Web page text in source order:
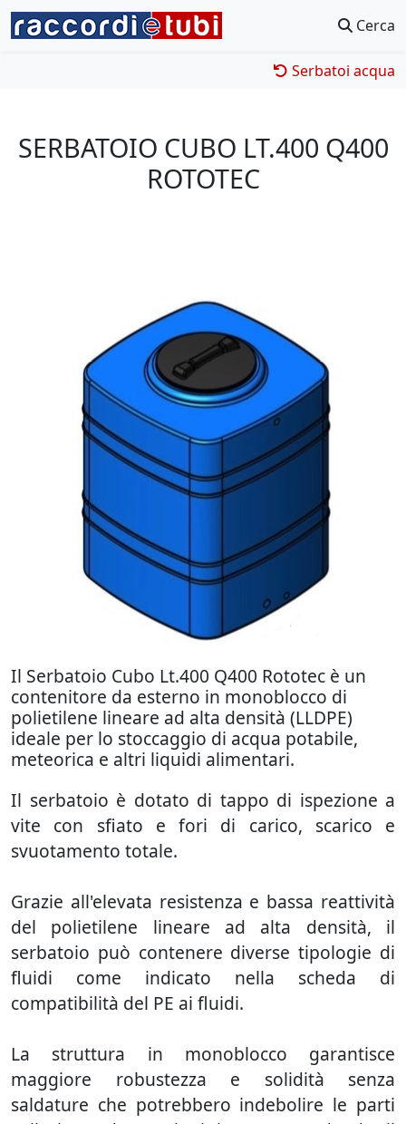
Cerca
Serbatoi acqua
SERBATOIO CUBO LT.400 Q400
ROTOTEC
Il Serbatoio Cubo Lt.400 Q400 Rototec è un
contenitore da esterno in monoblocco di
polietilene lineare ad alta densità (LLDPE)
ideale per lo stoccaggio di acqua potabile,
meteorica e altri liquidi alimentari.
Il serbatoio è dotato di tappo di ispezione a
vite con sfiato e fori di carico, scarico e
svuotamento totale.
Grazie all'elevata resistenza e bassa reattività
del polietilene lineare ad alta densità, il
serbatoio può contenere diverse tipologie di
fluidi come indicato nella scheda di
compatibilità del PE ai fluidi.
La struttura in monoblocco garantisce
maggiore robustezza e solidità senza
saldature che potrebbero indebolire le parti